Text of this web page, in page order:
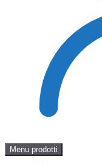
Menu prodotti